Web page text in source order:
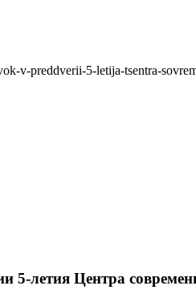
v-preddverii-5-letija-tsentra-
5-летия Центра